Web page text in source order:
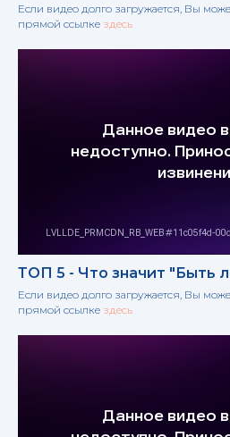
Если видео долго загружается, Вы
прямой ссылке здесь
ТОП 5 - Что значит "Быть
Если видео долго загружается, Вы
прямой ссылке здесь